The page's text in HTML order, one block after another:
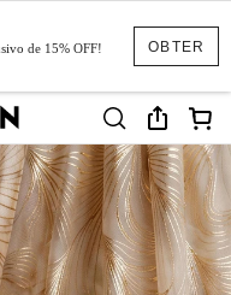
OBTER
de 15% OFF!